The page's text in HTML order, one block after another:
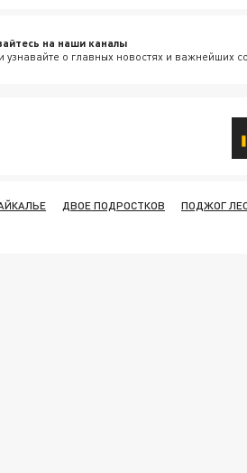
на наши каналы
узнавайте о главных новостях и важнейших
ДВОЕ ПОДРОСТКОВ
ПОДЖОГ